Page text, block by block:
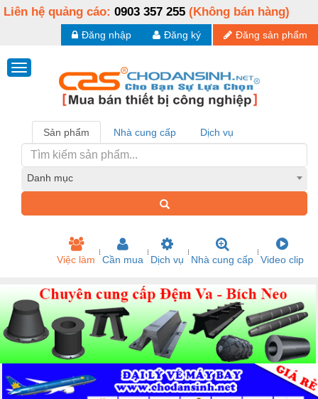
Liên hệ quảng cáo: 0903 357 255 (Không bán hàng)
Đăng sản phẩm
Đăng ký
Đăng nhập
Sản phẩm Nhà cung cấp Dịch vụ
Danh mục
Việc làm Cần mua Dịch vụ Nhà cung cấp Video clip